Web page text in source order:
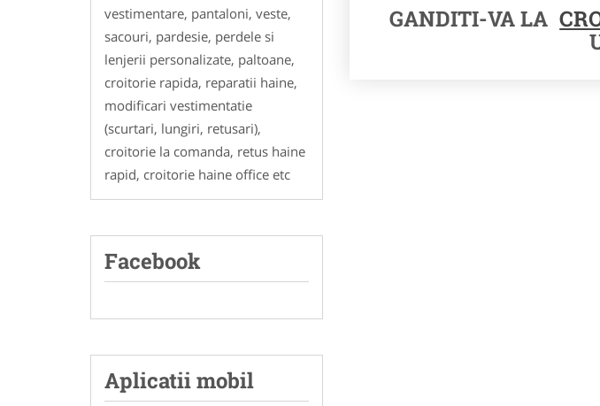
vestimentare, pantaloni, veste,
sacouri, pardesie, perdele si
lenjerii personalizate, paltoane,
croitorie rapida, reparatii haine,
modificari vestimentatie
(scurtari, lungiri, retusari),
croitorie la comanda, retus haine
rapid, croitorie haine office etc
Facebook
Aplicatii mobil
GANDITI-VA LA